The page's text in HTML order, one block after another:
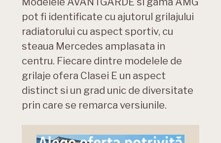
pot fi identificate cu ajutorul grilajului
radiatorului cu aspect sportiv, cu
steaua Mercedes amplasata in
centru. Fiecare dintre modelele de
grilaje ofera Clasei E un aspect
distinct si un grad unic de diversitate
prin care se remarca versiunile.